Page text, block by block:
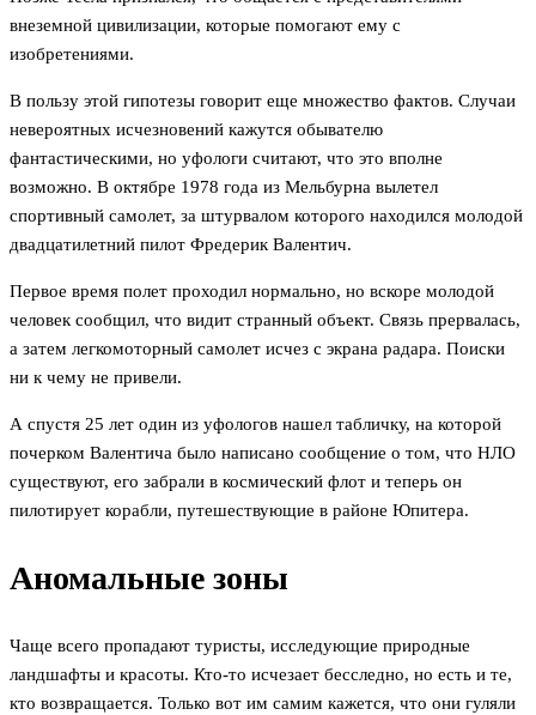
внеземной цивилизации, которые помогают ему с
изобретениями.
В пользу этой гипотезы говорит еще множество фактов. Случаи
невероятных исчезновений кажутся обывателю
фантастическими, но уфологи считают, что это вполне
возможно. В октябре 1978 года из Мельбурна вылетел
спортивный самолет, за штурвалом которого находился молодой
двадцатилетний пилот Фредерик Валентич.
Первое время полет проходил нормально, но вскоре молодой
человек сообщил, что видит странный объект. Связь прервалась,
а затем легкомоторный самолет исчез с экрана радара. Поиски
ни к чему не привели.
А спустя 25 лет один из уфологов нашел табличку, на которой
почерком Валентича было написано сообщение о том, что НЛО
существуют, его забрали в космический флот и теперь он
пилотирует корабли, путешествующие в районе Юпитера.
Аномальные зоны
Чаще всего пропадают туристы, исследующие природные
ландшафты и красоты. Кто-то исчезает бесследно, но есть и те,
кто возвращается. Только вот им самим кажется, что они гуляли